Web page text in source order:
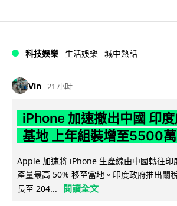
科技娛樂 生活娛樂 城中熱話
Vin 21 小時
iPhone 加速撤出中國 印
基地 上年組裝增至5500
Apple 加速將 iPhone 生產線由中國轉往印
產量最高 50% 移至當地。印度政府推出關
長至 204...
閱讀全文